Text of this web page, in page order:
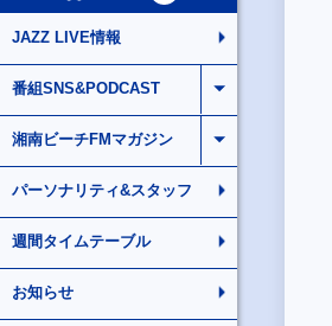
JAZZ LIVE情報
番組SNS&PODCAST
湘南ビーチFMマガジン
パーソナリティ&スタッフ
週間タイムテーブル
お知らせ